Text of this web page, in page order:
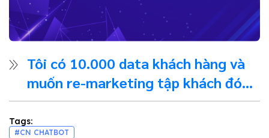
Tôi có 10.000 data khách hàng và
muốn re-marketing tập khách đó
bằng Facebook ads thì làm thế
nào?
Tags:
#CN CHATBOT